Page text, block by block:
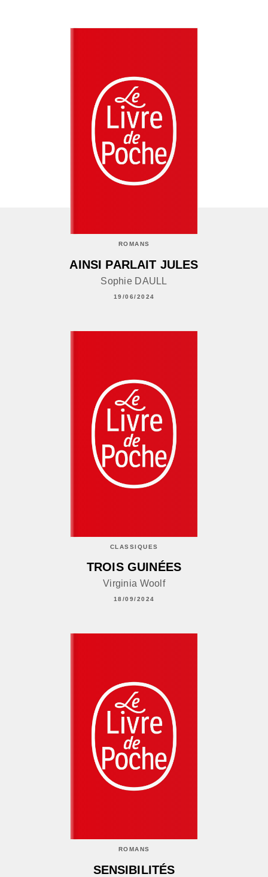
ROMANS
AINSI PARLAIT JULES
Sophie DAULL
19/06/2024
CLASSIQUES
TROIS GUINÉES
Virginia Woolf
18/09/2024
ROMANS
SENSIBILITÉS